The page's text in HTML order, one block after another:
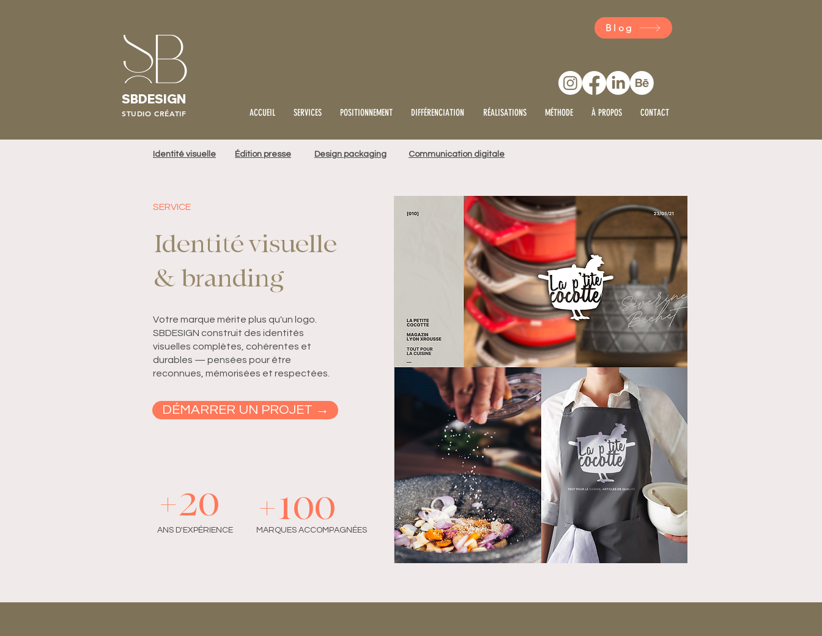
SBDESIGN
STUDIO CRÉATIF
Blog
ACCUEIL SERVICES POSITIONNEMENT DIFFÉRENCIATION RÉALISATIONS MÉTHODE À PROPOS CONTACT
Identité visuelle Édition presse Design packaging Communication digitale
SERVICE
Identité visuelle
& branding
Votre marque mérite plus qu'un logo.
SBDESIGN construit des identités
visuelles complètes, cohérentes et
durables — pensées pour être
reconnues, mémorisées et respectées.
DÉMARRER UN PROJET →
+20
ANS D'EXPÉRIENCE
+100
MARQUES ACCOMPAGNÉES